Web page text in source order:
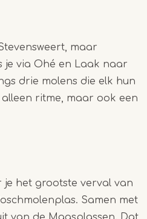
maar
je via Ohé en Laak naar
drie molens die elk hun
ritme, maar ook een
je het grootste verval van
Samen met